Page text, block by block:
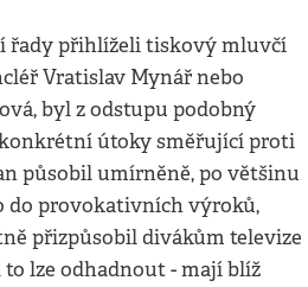
řady přihlíželi tiskový mluvčí
Vratislav Mynář nebo
byl z odstupu podobný
konkrétní útoky směřující proti
působil umírněně, po většinu
do provokativních výroků,
přizpůsobil divákům televize
to lze odhadnout - mají blíž